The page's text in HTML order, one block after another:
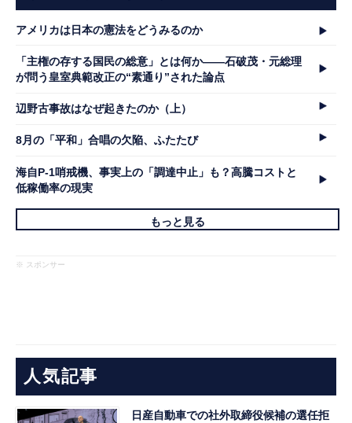
アメリカは日本の憲法をどうみるのか
「主権の存する国民の総意」とは何か――石破茂・元総理
が問う皇室典範改正の“素通り”された論点
辺野古事故はなぜ起きたのか（上）
8月の「平和」合唱の欠陥、ふたたび
海自P-1哨戒機、事実上の「調達中止」も？高騰コストと
低稼働率の現実
もっと見る
※ スポンサー
人気記事
日産自動車での社外取締役候補の選任拒